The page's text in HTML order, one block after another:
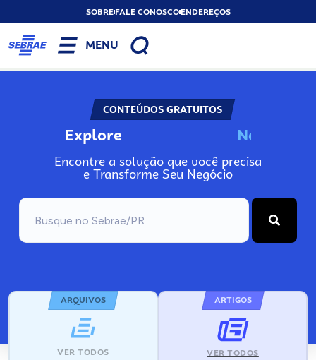
SOBREFALE CONOSCOENDEREÇOS
MENU
CONTEÚDOS GRATUITOS
Explore N
Encontre a solução que você precisa
e Transforme Seu Negócio
ARQUIVOS
VER TODOS
ARTIGOS
VER TODOS